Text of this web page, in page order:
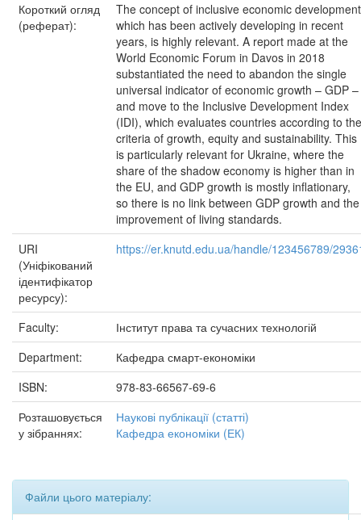
Короткий огляд
(реферат):
The concept of inclusive economic
which has been actively developing in recent
years, is highly relevant. A report made at the
World Economic Forum in Davos in 2018
substantiated the need to abandon the single
universal indicator of economic growth – GDP –
and move to the Inclusive Development Index
(IDI), which evaluates countries according to the
criteria of growth, equity and sustainability. This
is particularly relevant for Ukraine, where the
share of the shadow economy is higher than in
the EU, and GDP growth is mostly inflationary,
so there is no link between GDP growth and the
improvement of living standards.
URI
(Уніфікований
ідентифікатор
ресурсу):
https://er.knutd.edu.ua/handle/123456789/
Faculty:
Інститут права та сучасних технологій
Department:
Кафедра смарт-економіки
ISBN:
978-83-66567-69-6
Розташовується
у зібраннях:
Наукові публікації (статті)
Кафедра економіки (ЕК)
Файли цього матеріалу: